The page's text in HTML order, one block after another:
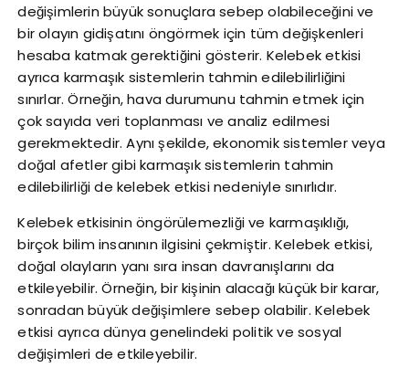
değişimlerin büyük sonuçlara sebep olabileceğini ve
bir olayın gidişatını öngörmek için tüm değişkenleri
hesaba katmak gerektiğini gösterir. Kelebek etkisi
ayrıca karmaşık sistemlerin tahmin edilebilirliğini
sınırlar. Örneğin, hava durumunu tahmin etmek için
çok sayıda veri toplanması ve analiz edilmesi
gerekmektedir. Aynı şekilde, ekonomik sistemler veya
doğal afetler gibi karmaşık sistemlerin tahmin
edilebilirliği de kelebek etkisi nedeniyle sınırlıdır.
Kelebek etkisinin öngörülemezliği ve karmaşıklığı,
birçok bilim insanının ilgisini çekmiştir. Kelebek etkisi,
doğal olayların yanı sıra insan davranışlarını da
etkileyebilir. Örneğin, bir kişinin alacağı küçük bir karar,
sonradan büyük değişimlere sebep olabilir. Kelebek
etkisi ayrıca dünya genelindeki politik ve sosyal
değişimleri de etkileyebilir.